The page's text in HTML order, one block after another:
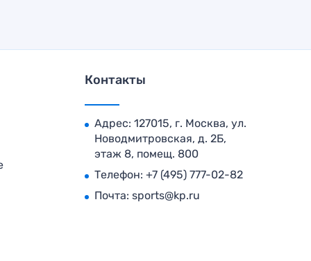
Контакты
Адрес: 127015, г. Москва, ул.
Новодмитровская, д. 2Б,
этаж 8, помещ. 800
Телефон: +7 (495) 777-02-82
Почта: sports@kp.ru